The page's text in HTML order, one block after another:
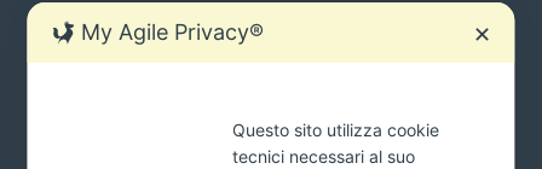
Ci sono molti modi per contattarci
My Agile Privacy® ✕
Questo sito utilizza cookie
tecnici necessari al suo